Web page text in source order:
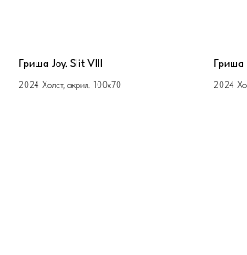
Гриша Joy. Slit VIII
2024 Холст, акрил. 100х70
Гриша
2024